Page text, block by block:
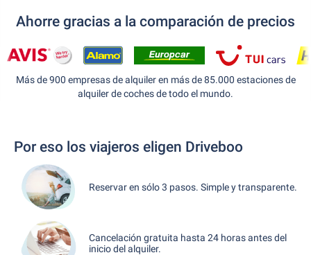
Ahorre gracias a la comparación de precios
Más de 900 empresas de alquiler en más de 85.000 estaciones de
alquiler de coches de todo el mundo.
Por eso los viajeros eligen Driveboo
Reservar en sólo 3 pasos. Simple y transparente.
Cancelación gratuita hasta 24 horas antes del
inicio del alquiler.